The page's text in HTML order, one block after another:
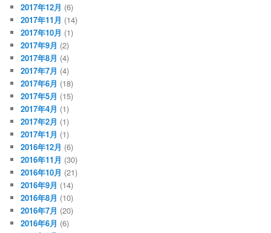
2017年12月 (6)
2017年11月 (14)
2017年10月 (1)
2017年9月 (2)
2017年8月 (4)
2017年7月 (4)
2017年6月 (18)
2017年5月 (15)
2017年4月 (1)
2017年2月 (1)
2017年1月 (1)
2016年12月 (6)
2016年11月 (30)
2016年10月 (21)
2016年9月 (14)
2016年8月 (10)
2016年7月 (20)
2016年6月 (6)